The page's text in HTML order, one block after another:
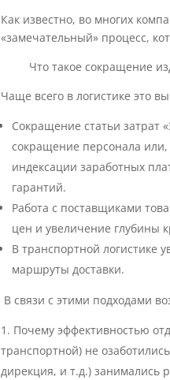
Как известно, во многих
«замечательный» процесс,
Что такое сокращение
Чаще всего в логистике это
Сокращение статьи затрат
сокращение персонала
индексации заработных
гарантий.
Работа с поставщиками
цен и увеличение глубины
В транспортной логистике
маршруты доставки.
В связи с этими подходами
Почему эффективностью
транспортной) не
дирекция, и т.д.) занимались